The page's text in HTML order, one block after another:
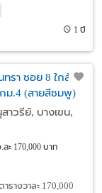
1 ปี
รา ซอย 8 ใกล้
ม.4 (สายสีชมพู)
าวรีย์, บางเขน,
ละ 170,000 บาท
รางวาละ 170,000